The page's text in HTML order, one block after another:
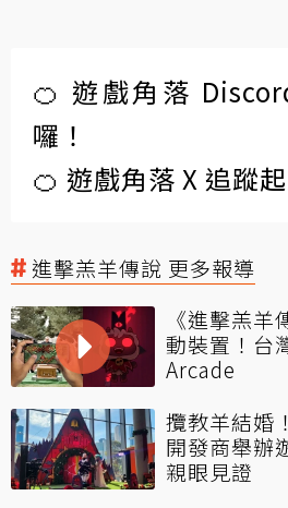
🍊 遊戲角落
囉！
🍊 遊戲角落 X 追蹤
進擊羔羊傳說 更多報導
《進擊羔
動裝置！台
Arcade
攬教羊結婚
開發商舉辦
親眼見證